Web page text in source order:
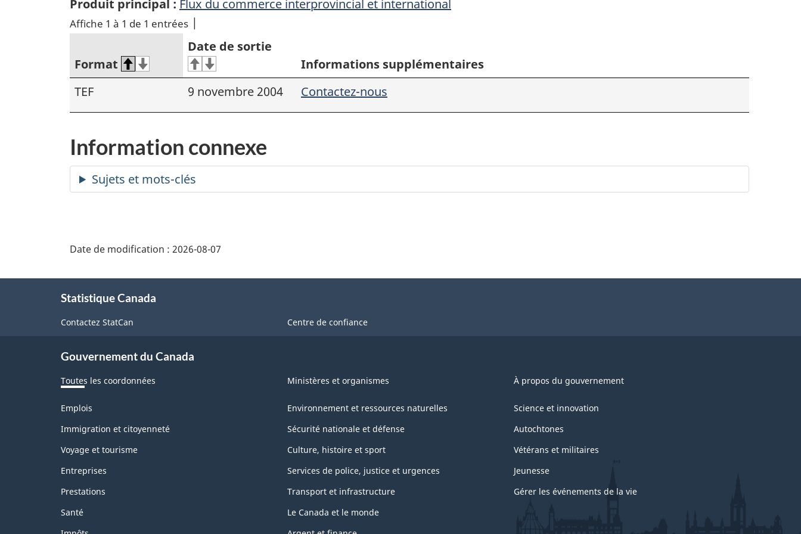
Produit principal : Flux du commerce interprovincial et international
Affiche 1 à 1 de 1 entrées
Format
Date de sortie
Informations supplémentaires
TEF
9 novembre 2004 Contactez-nous
Information connexe
Date de modification : 2026-08-07
Statistique Canada
Contactez StatCan Centre de confiance
Gouvernement du Canada
Toutes les coordonnées Ministères et organismes À propos du gouvernement
Thèmes
sujets
Emplois
Immigration et citoyenneté
Voyage et tourisme
Entreprises
Prestations
Santé
Environnement et ressources naturelles
Sécurité nationale et défense
Culture, histoire et sport
Services de police, justice et urgences
Transport et infrastructure
Le Canada et le monde
Science et innovation
Autochtones
Vétérans et militaires
Jeunesse
Gérer les événements de la vie